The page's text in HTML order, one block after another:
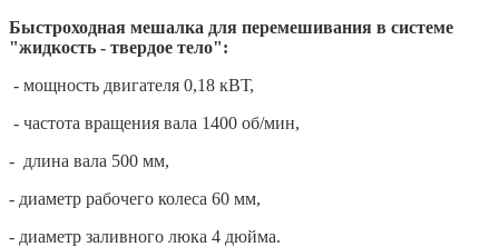
Быстроходная мешалка для перемешивания в системе
"жидкость - твердое тело":
- мощность двигателя 0,18 кВТ,
- частота вращения вала 1400 об/мин,
- длина вала 500 мм,
- диаметр рабочего колеса 60 мм,
- диаметр заливного люка 4 дюйма.